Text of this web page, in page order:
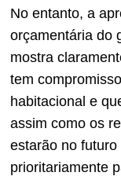
No entanto, a
orçamentária do
mostra
tem
habitacional e
assim como os
estarão no
prioritariamente